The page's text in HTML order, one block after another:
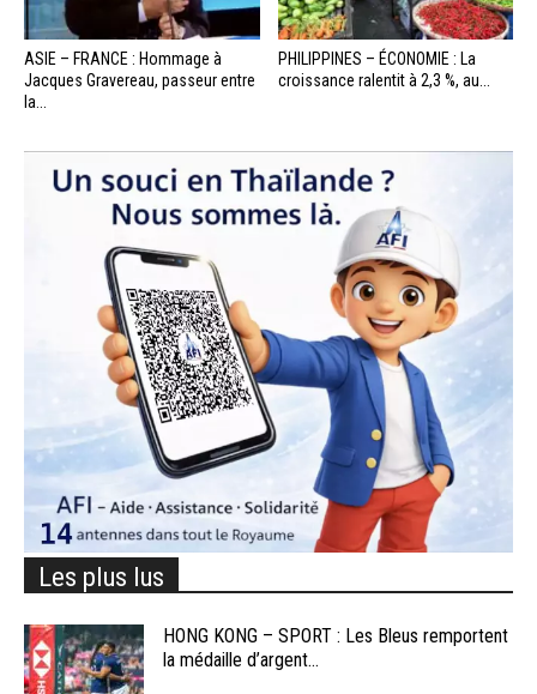
ASIE – FRANCE : Hommage à
Jacques Gravereau, passeur entre
la...
PHILIPPINES – ÉCONOMIE : La
croissance ralentit à 2,3 %, au...
Les plus lus
HONG KONG – SPORT : Les Bleus remportent
la médaille d’argent...